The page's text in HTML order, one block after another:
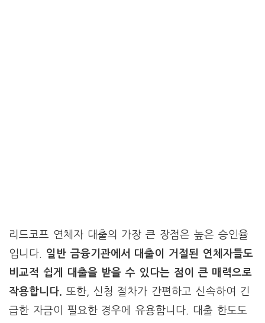
리드코프 연체자 대출의 가장 큰 장점은 높은 승인율
입니다. 일반 금융기관에서 대출이 거절된 연체자들도
비교적 쉽게 대출을 받을 수 있다는 점이 큰 매력으로
작용합니다. 또한, 신청 절차가 간편하고 신속하여 긴
급한 자금이 필요한 경우에 유용합니다. 대출 한도도